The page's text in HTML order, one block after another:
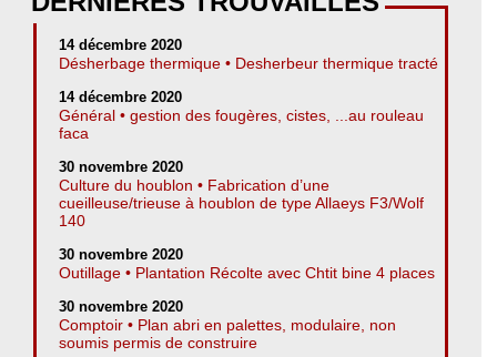
14 décembre 2020
Désherbage thermique • Desherbeur thermique tracté
14 décembre 2020
Général • gestion des fougères, cistes, ...au rouleau
faca
30 novembre 2020
Culture du houblon • Fabrication d’une
cueilleuse/trieuse à houblon de type Allaeys F3/Wolf
140
30 novembre 2020
Outillage • Plantation Récolte avec Chtit bine 4 places
30 novembre 2020
Comptoir • Plan abri en palettes, modulaire, non
soumis permis de construire